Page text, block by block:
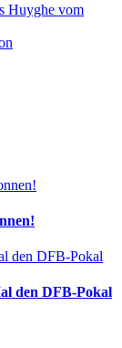
Huyghe vom
den DFB-Pokal